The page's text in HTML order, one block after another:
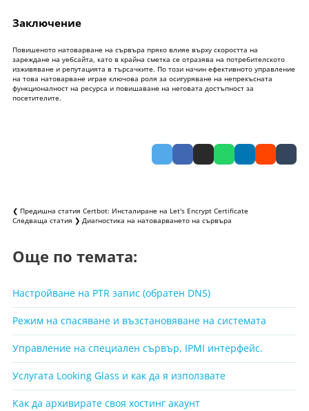
Заключение
Повишеното натоварване на сървъра пряко влияе върху скоростта на
зареждане на уебсайта, като в крайна сметка се отразява на потребителското
изживяване и репутацията в търсачките. По този начин ефективното управление
на това натоварване играе ключова роля за осигуряване на непрекъсната
функционалност на ресурса и повишаване на неговата достъпност за
посетителите.
❮ Предишна статия Certbot: Инсталиране на Let's Encrypt Certificate
Следваща статия ❯ Диагностика на натоварването на сървъра
Още по темата:
Настройване на PTR запис (обратен DNS)
Режим на спасяване и възстановяване на системата
Управление на специален сървър, IPMI интерфейс.
Услугата Looking Glass и как да я използвате
Как да архивирате своя хостинг акаунт